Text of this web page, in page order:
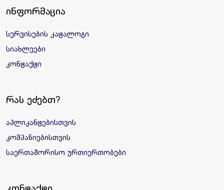
ინფორმაცია
სერვისების კატალოგი
სიახლეები
კონტაქტი
რას ეძებთ?
აპლიკანტებისთვის
კომპანიებისთვის
საერთაშორისო ურთიერთობები